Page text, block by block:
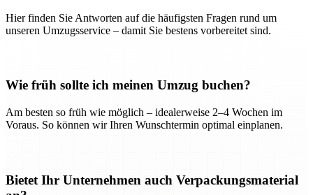
Hier finden Sie Antworten auf die häufigsten Fragen rund um
unseren Umzugsservice – damit Sie bestens vorbereitet sind.
Wie früh sollte ich meinen Umzug buchen?
Am besten so früh wie möglich – idealerweise 2–4 Wochen im
Voraus. So können wir Ihren Wunschtermin optimal einplanen.
Bietet Ihr Unternehmen auch Verpackungsmaterial